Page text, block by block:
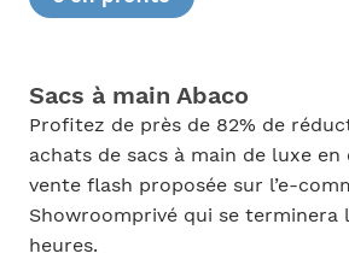
Sacs à main Abaco
Profitez de près de 82% de
achats de sacs à main de luxe
vente flash proposée sur l’e-
Showroomprivé qui se terminera
heures.